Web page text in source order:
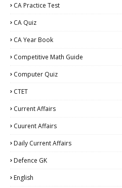
CA Practice Test
CA Quiz
CA Year Book
Competitive Math Guide
Computer Quiz
CTET
Current Affairs
Cuurent Affairs
Daily Current Affairs
Defence GK
English